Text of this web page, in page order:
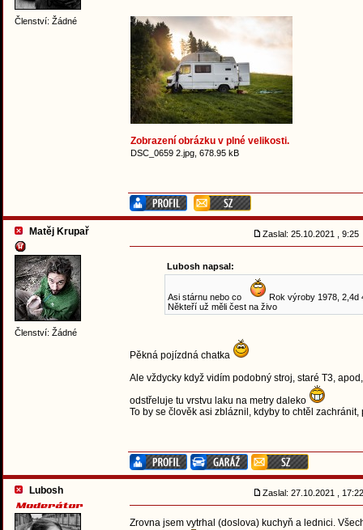
Členství: Žádné
Zobrazení obrázku v plné velikosti.
DSC_0659 2.jpg, 678.95 kB
Matěj Krupař
Členství: Žádné
Zaslal: 25.10.2021 , 9:25
Lubosh napsal:
Asi stárnu nebo co
Rok výroby 1978, 2,4d
Někteří už měli čest na živo
Pěkná pojízdná chatka
Ale vždycky když vidím podobný stroj, staré T3,
odstřeluje tu vrstvu laku na metry daleko
To by se člověk asi zbláznil, kdyby to chtěl
Lubosh Zaslal: 27.10.2021 ,
Zrovna jsem vytrhal (doslova) kuchyň a lednici.